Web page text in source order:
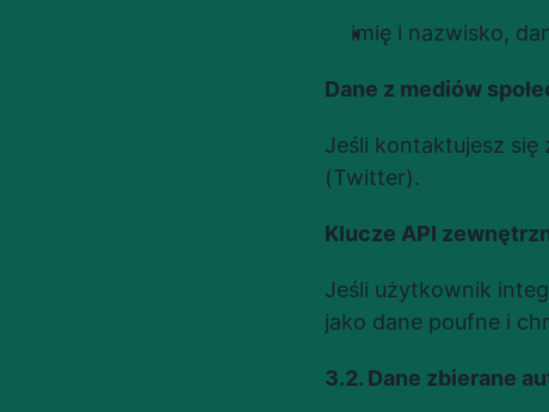
imię i nazwisko,
Dane z mediów
Jeśli kontaktujesz
(Twitter).
Klucze API
Jeśli użytkownik
jako dane poufne i
3.2. Dane zbierane